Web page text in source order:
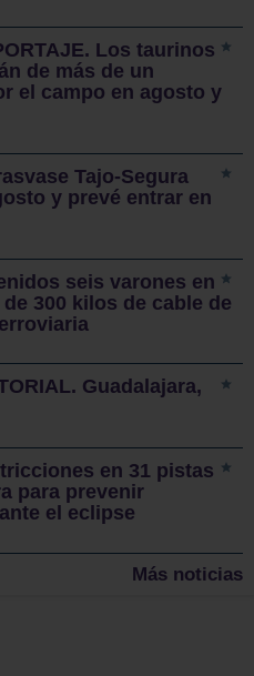
Los taurinos
de más de un
el campo en agosto y
Tajo-Segura
y prevé entrar en
seis varones en
300 kilos de cable de
Guadalajara,
en 31 pistas
para prevenir
el eclipse
Más noticias